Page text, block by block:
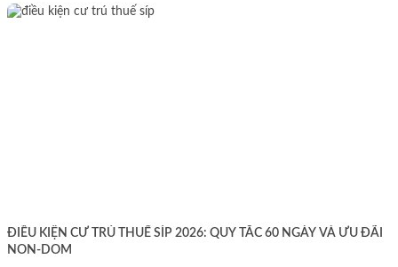
ĐIỀU KIỆN CƯ TRÚ THUẾ SÍP 2026: QUY TẮC 60 NGÀY VÀ ƯU ĐÃI
NON-DOM